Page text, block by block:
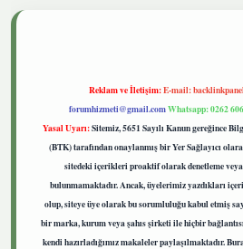
Reklam ve İletişim:E-mail:
forumhizmeti@gmail.comWhatsapp: 0262
Yasal Uyarı:Sitemiz, 5651 Sayılı Kanun gereğince
(BTK) tarafından onaylanmış bir Yer Sağlayıcı
sitedeki içerikleri proaktif olarak denetleme
bulunmamaktadır. Ancak, üyelerimiz yazdıkları
olup, siteye üye olarak bu sorumluluğu kabul etmiş
bir marka, kurum veya şahıs şirketi ile hiçbir
kendi hazırladığımız makaleler paylaşılmaktadır.